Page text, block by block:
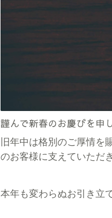
謹んで新春のお慶びを申
旧年中は格別のご厚情を
のお客様に支えていただ
本年も変わらぬお引き立